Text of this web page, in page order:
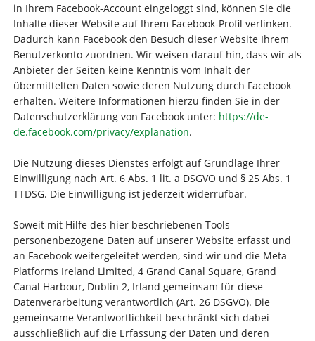
in Ihrem Facebook-Account eingeloggt sind, können Sie die
Inhalte dieser Website auf Ihrem Facebook-Profil verlinken.
Dadurch kann Facebook den Besuch dieser Website Ihrem
Benutzerkonto zuordnen. Wir weisen darauf hin, dass wir als
Anbieter der Seiten keine Kenntnis vom Inhalt der
übermittelten Daten sowie deren Nutzung durch Facebook
erhalten. Weitere Informationen hierzu finden Sie in der
Datenschutzerklärung von Facebook unter: https://de-
de.facebook.com/privacy/explanation.
Die Nutzung dieses Dienstes erfolgt auf Grundlage Ihrer
Einwilligung nach Art. 6 Abs. 1 lit. a DSGVO und § 25 Abs. 1
TTDSG. Die Einwilligung ist jederzeit widerrufbar.
Soweit mit Hilfe des hier beschriebenen Tools
personenbezogene Daten auf unserer Website erfasst und
an Facebook weitergeleitet werden, sind wir und die Meta
Platforms Ireland Limited, 4 Grand Canal Square, Grand
Canal Harbour, Dublin 2, Irland gemeinsam für diese
Datenverarbeitung verantwortlich (Art. 26 DSGVO). Die
gemeinsame Verantwortlichkeit beschränkt sich dabei
ausschließlich auf die Erfassung der Daten und deren